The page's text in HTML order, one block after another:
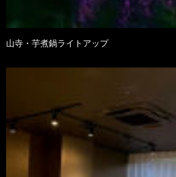
山寺・芋煮鍋ライトアップ